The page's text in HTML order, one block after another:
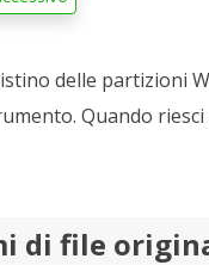
delle partizioni
Quando
di file